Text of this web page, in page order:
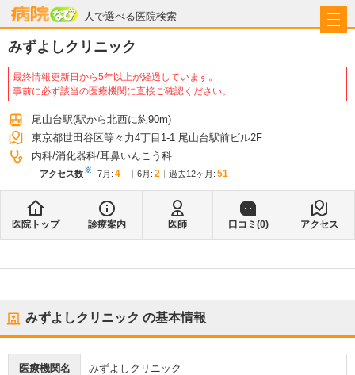
人で選べる医院検索
病院なび
みずよしクリニック
最終情報更新日から5年以上が経過しています。
事前に必ず該当の医療機関に直接ご確認ください。
尾山台駅(駅から北西に約90m)
東京都世田谷区等々力4丁目1-1 尾山台駅前ビル2F
内科 消化器科 耳鼻いんこう科
アクセス数※ 7月 : 4 6月 : 2 過去12ヶ月: 51
医院トップ 診療案内 医師 口コミ(0) アクセス
みずよしクリニック の基本情報
医療機関名 みずよしクリニック